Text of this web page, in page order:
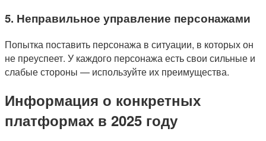
5. Неправильное управление персонажами
Попытка поставить персонажа в ситуации, в которых он
не преуспеет. У каждого персонажа есть свои сильные и
слабые стороны — используйте их преимущества.
Информация о конкретных
платформах в 2025 году